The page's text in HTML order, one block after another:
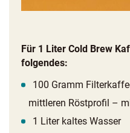
Für 1 Liter Cold Brew
folgendes:
100 Gramm
mittleren Röstprofil –
1 Liter kaltes Wasser